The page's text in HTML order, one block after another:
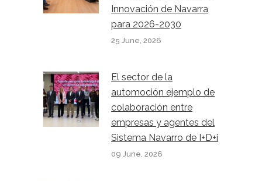
Innovación de Navarra
para 2026-2030
25 June, 2026
El sector de la
automoción ejemplo de
colaboración entre
empresas y agentes del
Sistema Navarro de I+D+i
09 June, 2026